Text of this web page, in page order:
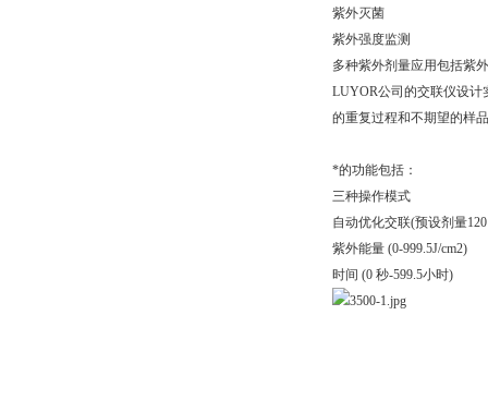
紫外灭菌
紫外强度监测
多种紫外剂量应用包括紫
LUYOR公司的交联仪设计
的重复过程和不期望的样
*的功能包括：
三种操作模式
自动优化交联(预设剂量120
紫外能量 (0-999.5J/cm2)
时间 (0 秒-599.5小时)